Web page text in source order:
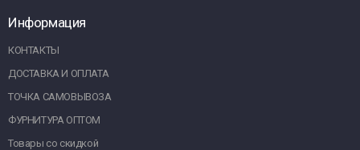
Информация
КОНТАКТЫ
ДОСТАВКА И ОПЛАТА
ТОЧКА САМОВЫВОЗА
ФУРНИТУРА ОПТОМ
Товары со скидкой